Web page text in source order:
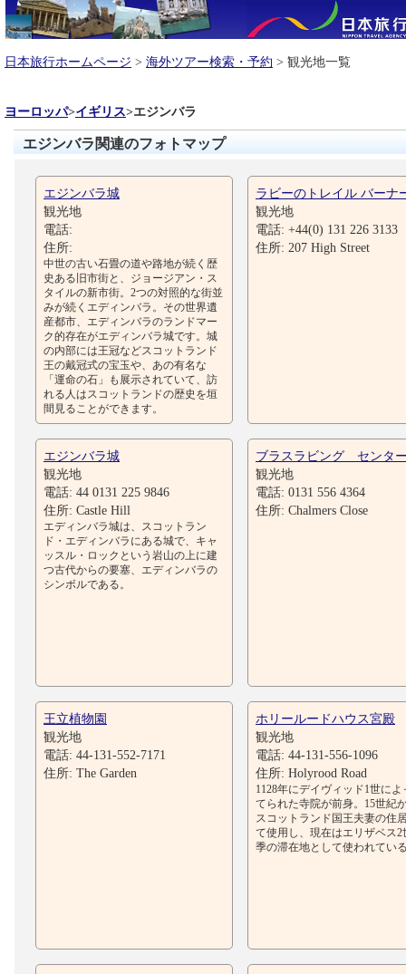
日本旅行ホームページ > 海外ツアー検索・予約 > 観光地一覧
ヨーロッパ>イギリス>エジンバラ
エジンバラ関連のフォトマップ
エジンバラ城
観光地
電話:
住所:
中世の古い石畳の道や路地が続く歴
史ある旧市街と、ジョージアン・ス
タイルの新市街。2つの対照的な街並
みが続くエディンバラ。その世界遺
産都市、エディンバラのランドマー
ク的存在がエディンバラ城です。城
の内部には王冠などスコットランド
王の戴冠式の宝玉や、あの有名な
「運命の石」も展示されていて、訪
れる人はスコットランドの歴史を垣
間見ることができます。
ラビーのトレイル バーナ
観光地
電話: +44(0) 131 226 3133
住所: 207 High Street
エジンバラ城
観光地
電話: 44 0131 225 9846
住所: Castle Hill
エディンバラ城は、スコットラン
ド・エディンバラにある城で、キャ
ッスル・ロックという岩山の上に建
つ古代からの要塞、エディンバラの
シンボルである。
ブラスラビング センタ
観光地
電話: 0131 556 4364
住所: Chalmers Close
王立植物園
観光地
電話: 44-131-552-7171
住所: The Garden
ホリールードハウス宮殿
観光地
電話: 44-131-556-1096
住所: Holyrood Road
1128年にデイヴィッド1世によ
てられた寺院が前身。15世紀
スコットランド国王夫妻の住
て使用し、現在はエリザベス2
季の滞在地として使われてい